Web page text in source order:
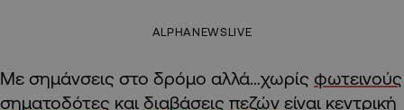
ALPHANEWSLIVE
Με σημάνσεις στο δρόμο αλλά…χωρίς φωτεινούς
σηματοδότες και διαβάσεις πεζών είναι κεντρική